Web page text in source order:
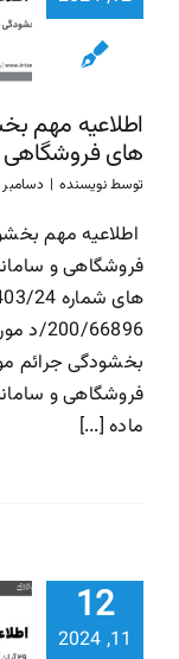
اطلاعیه مهم
های فروشگاهی و
توسطنویسنده | دسامبر 1, 2024
اطلاعیه مهم
فروشگاهی و
ماده [...]
12
11, 2024